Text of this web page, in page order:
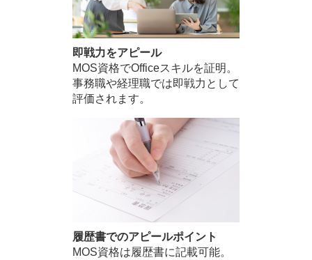
即戦力をアピール
MOS資格でOfficeスキルを証明。
事務職や経理職では即戦力として
評価されます。
履歴書でのアピールポイント
MOS資格は履歴書に記載可能。